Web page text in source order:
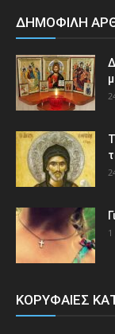
ΔΗΜΟΦΙΛΗ
1
ΚΟΡΥΦΑΙΕΣ